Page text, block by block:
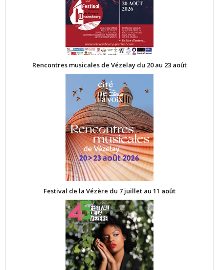
Rencontres musicales de Vézelay du 20 au 23 août
Festival de la Vézère du 7 juillet au 11 août